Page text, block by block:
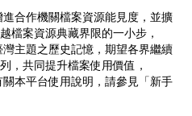
合作機關檔案資源能見度，並擴
檔案資源典藏界限的一小步，
主題之歷史記憶，期望各界繼續
，共同提升檔案使用價值，
本平台使用說明，請參見「新手